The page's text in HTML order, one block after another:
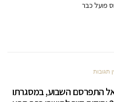
פועל כבר
תגובות
התפרסם השבוע, במסגרתו